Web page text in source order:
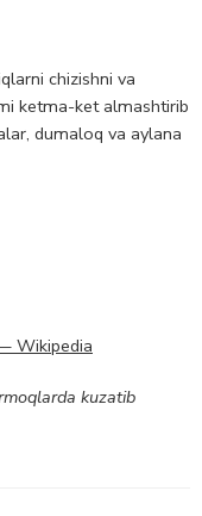
chizishni va
ketma-ket almashtirib
dumaloq va aylana
Wikipedia
kuzatib